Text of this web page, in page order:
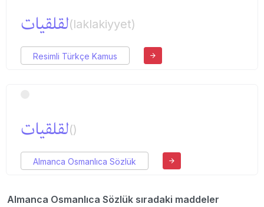
لقلقیات(laklakiyyet)
Resimli Türkçe Kamus
لقلقیات()
Almanca Osmanlıca Sözlük
Almanca Osmanlıca Sözlük sıradaki maddeler